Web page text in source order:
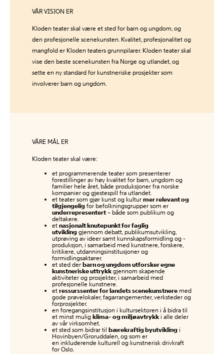
VÅR VISJON ER
Kloden teater skal være et sted for barn og ungdom, og
den profesjonelle scenekunsten. Kvalitet, profesjonalitet og
mangfold er Kloden teaters grunnpilarer. Kloden teater skal
vise den beste scenekunsten fra Norge og utlandet, og
sette en ny standard for kunstneriske prosjekter som
involverer barn og ungdom.
VÅRE MÅL ER
Kloden teater skal være:
et programmerende teater som presenterer
forestillinger av høy kvalitet for barn, ungdom og
familier hele året, både produksjoner fra norske
kompanier og gjestespill fra utlandet.
et teater som gjør kunst og kulturmer relevant og
tilgjengeligfor befolkningsgrupper som er
underrepresentert– både som publikum og
deltakere.
etnasjonalt knutepunkt for faglig
utviklinggjennom debatt, publikumsutvikling,
utprøving av ideer samt kunnskapsformidling og -
produksjon, i samarbeid med kunstnere, forskere,
kritikere, utdanningsinstitusjoner og
formidlingsaktører.
et sted derbarn og ungdom utforsker egne
kunstneriske uttrykkgjennom skapende
aktiviteter og prosjekter, i samarbeid med
profesjonelle kunstnere.
etressurssenter for landets scenekunstneremed
gode prøvelokaler, fagarrangementer, verksteder og
forprosjekter.
en foregangsinstitusjon i kultursektoren i å bidra til
et minst muligklima- og miljøavtrykki alle deler
av vår virksomhet.
et sted som bidrar til bærekraftig byutviklingi
Hovinbyen/Groruddalen, og som er
en inkluderende kulturell og kunstnerisk drivkraft
for Oslo.